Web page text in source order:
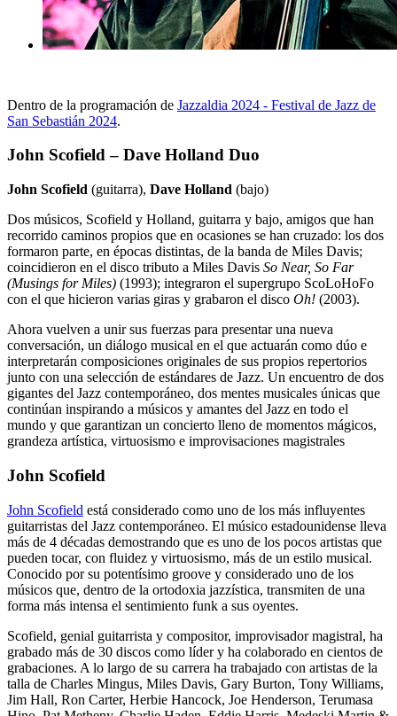
Dentro de la programación de Jazzaldia 2024 - Festival de Jazz de
San Sebastián 2024.
John Scofield – Dave Holland Duo
John Scofield (guitarra), Dave Holland (bajo)
Dos músicos, Scofield y Holland, guitarra y bajo, amigos que han
recorrido caminos propios que en ocasiones se han cruzado: los dos
formaron parte, en épocas distintas, de la banda de Miles Davis;
coincidieron en el disco tributo a Miles Davis So Near, So Far
(Musings for Miles) (1993); integraron el supergrupo ScoLoHoFo
con el que hicieron varias giras y grabaron el disco Oh! (2003).
Ahora vuelven a unir sus fuerzas para presentar una nueva
conversación, un diálogo musical en el que actuarán como dúo e
interpretarán composiciones originales de sus propios repertorios
junto con una selección de estándares de Jazz. Un encuentro de dos
gigantes del Jazz contemporáneo, dos mentes musicales únicas que
continúan inspirando a músicos y amantes del Jazz en todo el
mundo y que garantizan un concierto lleno de momentos mágicos,
grandeza artística, virtuosismo e improvisaciones magistrales
John Scofield
John Scofield está considerado como uno de los más influyentes
guitarristas del Jazz contemporáneo. El músico estadounidense lleva
más de 4 décadas demostrando que es uno de los pocos artistas que
pueden tocar, con fluidez y virtuosismo, más de un estilo musical.
Conocido por su potentísimo groove y considerado uno de los
músicos que, dentro de la ortodoxia jazzística, transmiten de una
forma más intensa el sentimiento funk a sus oyentes.
Scofield, genial guitarrista y compositor, improvisador magistral, ha
grabado más de 30 discos como líder y ha colaborado en cientos de
grabaciones. A lo largo de su carrera ha trabajado con artistas de la
talla de Charles Mingus, Miles Davis, Gary Burton, Tony Williams,
Jim Hall, Ron Carter, Herbie Hancock, Joe Henderson, Terumasa